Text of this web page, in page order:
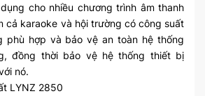
cho nhiều chương trình âm thanh
cả karaoke và hội trường có công suất
phù hợp và bảo vệ an toàn hệ thống
đồng thời bảo vệ hệ thống thiết bị
nó.
LYNZ 2850